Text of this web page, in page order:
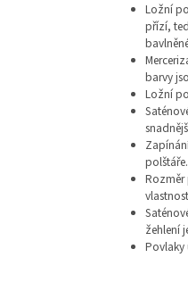
Ložní
přízí,
barvy
Ložní
polštáře.
Rozměr
žehlení
Povlaky